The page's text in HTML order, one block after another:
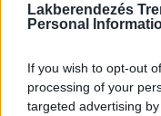
Lakberendezés
Personal
If you wish to opt-out
processing of your
targeted advertising